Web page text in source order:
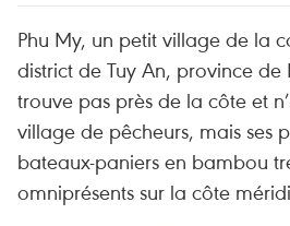
Phu My, un petit village de la
district de Tuy An, province de
trouve pas près de la côte et
village de pêcheurs, mais ses
bateaux-paniers en bambou
omniprésents sur la côte